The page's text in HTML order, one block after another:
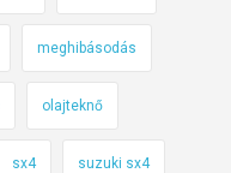
meghibásodás
olajteknő
sx4 suzuki sx4